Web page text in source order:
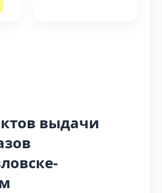
выдачи